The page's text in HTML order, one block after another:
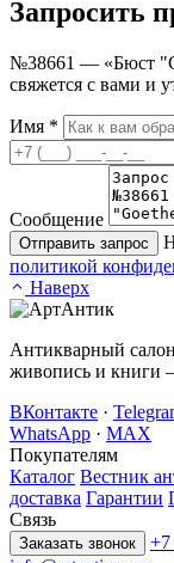
Запросить
№38661 — «Бюст
свяжется с вами и
Имя *
Сообщение
Отправить запрос
политикой
Наверх
Антикварный
живопись и книги
ВКонтакте ·
WhatsApp · MAX
Покупателям
Каталог Вестник
доставка Гарантии
Связь
Заказать звонок +7